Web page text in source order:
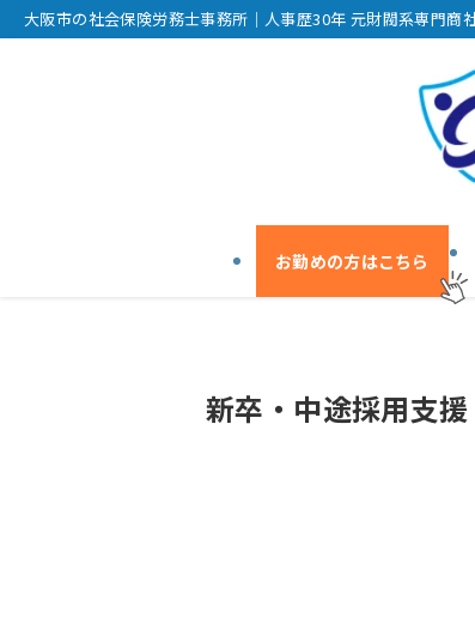
大阪市の社会保険労務士事務所｜人事歴30年 元財閥系専門商
お勤めの方はこちら
新卒・中途採用支援